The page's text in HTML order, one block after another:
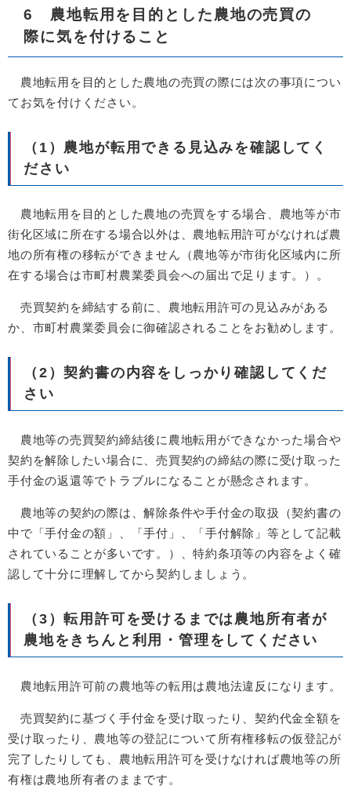
6 農地転用を目的とした農地の売買の
際に気を付けること
農地転用を目的とした農地の売買の際には次の事項につい
てお気を付けください。
（1）農地が転用できる見込みを確認してく
ださい
農地転用を目的とした農地の売買をする場合、農地等が市
街化区域に所在する場合以外は、農地転用許可がなければ農
地の所有権の移転ができません（農地等が市街化区域内に所
在する場合は市町村農業委員会への届出で足ります。）。
売買契約を締結する前に、農地転用許可の見込みがある
か、市町村農業委員会に御確認されることをお勧めします。
（2）契約書の内容をしっかり確認してくだ
さい
農地等の売買契約締結後に農地転用ができなかった場合や
契約を解除したい場合に、売買契約の締結の際に受け取った
手付金の返還等でトラブルになることが懸念されます。
農地等の契約の際は、解除条件や手付金の取扱（契約書の
中で「手付金の額」、「手付」、「手付解除」等として記載
されていることが多いです。）、特約条項等の内容をよく確
認して十分に理解してから契約しましょう。
（3）転用許可を受けるまでは農地所有者が
農地をきちんと利用・管理をしてください
農地転用許可前の農地等の転用は農地法違反になります。
売買契約に基づく手付金を受け取ったり、契約代金全額を
受け取ったり、農地等の登記について所有権移転の仮登記が
完了したりしても、農地転用許可を受けなければ農地等の所
有権は農地所有者のままです。